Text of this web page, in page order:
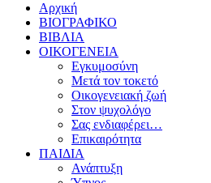
Αρχική
ΒΙΟΓΡΑΦΙΚΟ
ΒΙΒΛΙΑ
ΟΙΚΟΓΕΝΕΙΑ
Εγκυμοσύνη
Μετά τον τοκετό
Οικογενειακή ζωή
Στον ψυχολόγο
Σας ενδιαφέρει…
Επικαιρότητα
ΠΑΙΔΙΑ
Ανάπτυξη